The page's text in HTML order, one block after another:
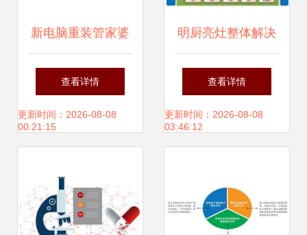
新电脑重装管家婆
却无法登录公司系
统？检查点一次搞
查看详情
更新时间：2026-08-08
00:21:15
明厨亮灶整体解决
方案 计算机系统服
务赋能餐饮食品安
查看详情
更新时间：2026-08-08
03:46:12